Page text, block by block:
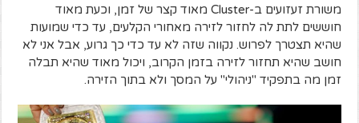
משורת זעזועים ב-Cluster מאוד קצר של זמן, וכעת מאוד
חוששים לתת לה לחזור לזירה מאחורי הקלעים, עד כדי שמועות
שהיא תצטרך לפרוש. נקווה שזה לא עד כדי כך גרוע, אבל אני לא
חושב שהיא תחזור לזירה בזמן הקרוב, ויכול מאוד שהיא תבלה
זמן מה בתפקיד "ניהולי" על המסך ולא בתוך הזירה.